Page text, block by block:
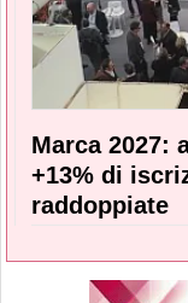
Marca 2027:
+13% di
raddoppiate